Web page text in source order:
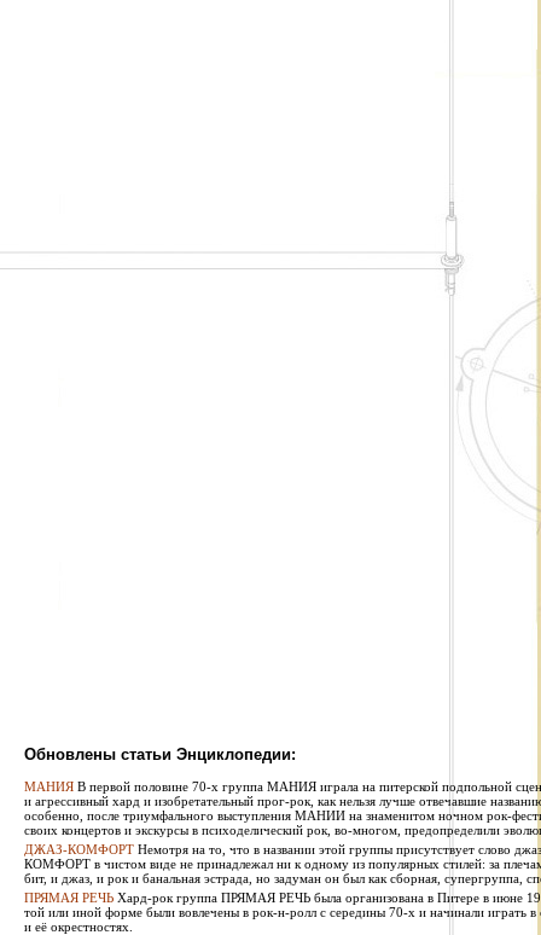
Обновлены статьи Энциклопедии:
МАНИЯ В первой половине 70-х группа МАНИЯ играла на питерской подпольной
и агрессивный хард и изобретательный прог-рок, как нельзя лучше отвечавшие
особенно, после триумфального выступления МАНИИ на знаменитом ночном рок-
своих концертов и экскурсы в психоделический рок, во-многом, предопределили
ДЖАЗ-КОМФОРТ Немотря на то, что в названии этой группы присутствует слово
КОМФОРТ в чистом виде не принадлежал ни к одному из популярных стилей: за
бит, и джаз, и рок и банальная эстрада, но задуман он был как сборная, супергруппа,
ПРЯМАЯ РЕЧЬ Хард-рок группа ПРЯМАЯ РЕЧЬ была организована в Питере в июне
той или иной форме были вовлечены в рок-н-ролл с середины 70-х и начинали играть
и её окрестностях.